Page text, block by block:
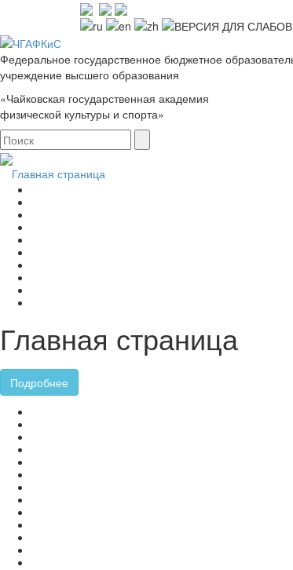
Федеральное государственное бюджетное
учреждение высшего образования
«Чайковская государственная академия
физической культуры и спорта»
Главная страница
Главная страница
Подробнее